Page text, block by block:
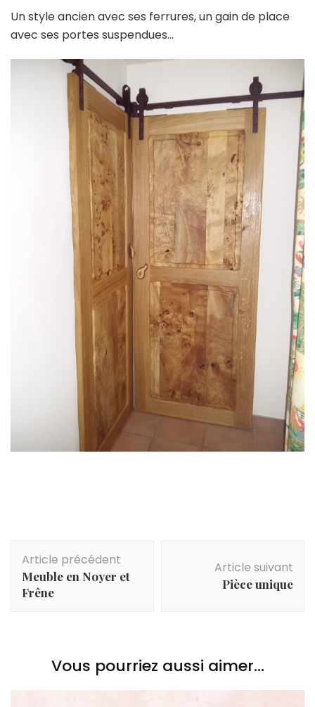
Un style ancien avec ses ferrures, un gain de place
avec ses portes suspendues…
Navigation
d'article
Article précédent
Meuble en Noyer et
Frêne
Article suivant
Pièce unique
Vous pourriez aussi aimer...